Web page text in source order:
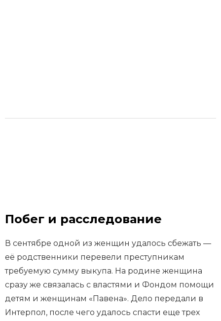
Побег и расследование
В сентябре одной из женщин удалось сбежать —
её родственники перевели преступникам
требуемую сумму выкупа. На родине женщина
сразу же связалась с властями и Фондом помощи
детям и женщинам «Павена». Дело передали в
Интерпол, после чего удалось спасти еще трех